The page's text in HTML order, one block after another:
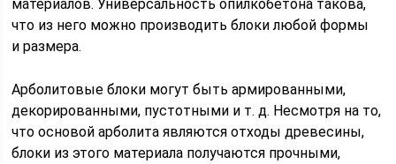
материалов. Универсальность опилкобетона такова,
что из него можно производить блоки любой формы
и размера.
Арболитовые блоки могут быть армированными,
декорированными, пустотными и т. д. Несмотря на то,
что основой арболита являются отходы древесины,
блоки из этого материала получаются прочными,